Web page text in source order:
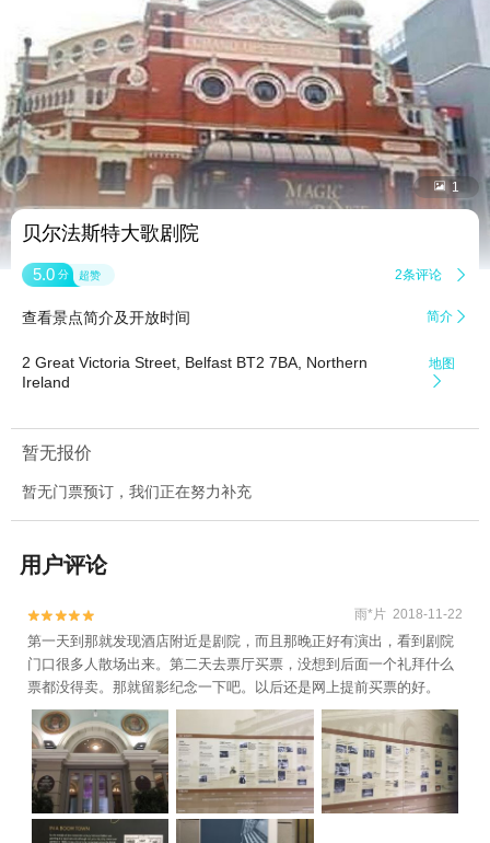
 1
贝尔法斯特大歌剧院
5.0 分 超赞 2条评论 
查看景点简介及开放时间 简介 
2 Great Victoria Street, Belfast BT2 7BA, Northern
Ireland
地图

暂无报价
暂无门票预订，我们正在努力补充
用户评论

 雨*片 2018-11-22
第一天到那就发现酒店附近是剧院，而且那晚正好有演出，看到剧院
门口很多人散场出来。第二天去票厅买票，没想到后面一个礼拜什么
票都没得卖。那就留影纪念一下吧。以后还是网上提前买票的好。